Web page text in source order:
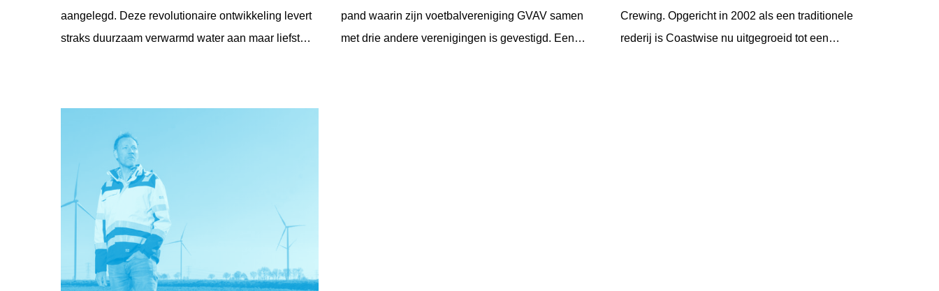
aangelegd. Deze revolutionaire ontwikkeling levert
straks duurzaam verwarmd water aan maar liefst
aan bij Fonds Nieuwe Doen.
pand waarin zijn voetbalvereniging GVAV samen
met drie andere verenigingen is gevestigd. Een
Crewing. Opgericht in 2002 als een traditionele
rederij is Coastwise nu uitgegroeid tot een